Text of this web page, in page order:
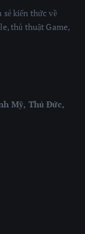
kiến thức về
thủ thuật Game,
Mỹ, Thủ Đức,